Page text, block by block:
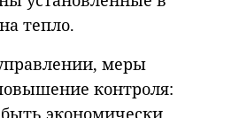
тепло.
меры
контроля:
экономически